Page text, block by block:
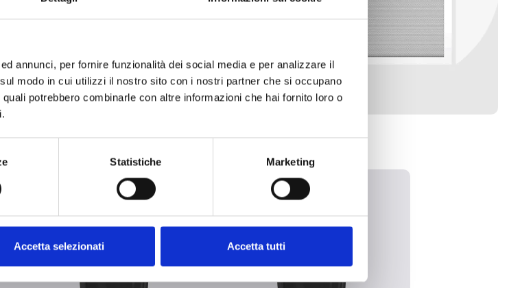
annunci, per fornire funzionalità dei social media e per analizzare il
modo in cui utilizzi il nostro sito con i nostri partner che si occupano
potrebbero combinarle con altre informazioni che hai fornito loro o
Statistiche Marketing
Accetta selezionati Accetta tutti
ao